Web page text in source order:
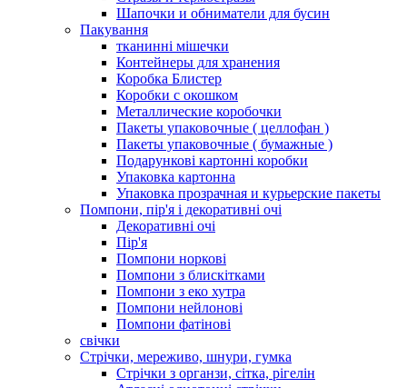
Шапочки и обниматели для бусин
Пакування
тканинні мішечки
Контейнеры для хранения
Коробка Блистер
Коробки с окошком
Металлические коробочки
Пакеты упаковочные ( целлофан )
Пакеты упаковочные ( бумажные )
Подарункові картонні коробки
Упаковка картонна
Упаковка прозрачная и курьерские пакеты
Помпони, пір'я і декоративні очі
Декоративні очі
Пір'я
Помпони норкові
Помпони з блискітками
Помпони з еко хутра
Помпони нейлонові
Помпони фатінові
свічки
Стрічки, мереживо, шнури, гумка
Стрічки з органзи, сітка, рігелін